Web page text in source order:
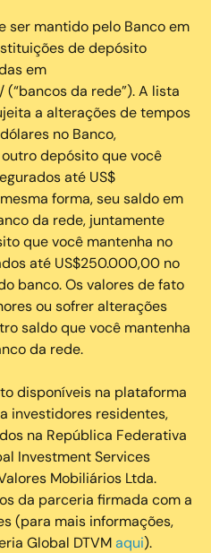
ser mantido pelo Banco em
de depósito
em
da rede”). A lista
a alterações de tempos
no Banco,
depósito que você
até US$
forma, seu saldo em
da rede, juntamente
que você mantenha no
até US$250.000,00 no
banco. Os valores de fato
ou sofrer alterações
saldo que você mantenha
da rede.
disponíveis na plataforma
investidores residentes,
na República Federativa
Investment Services
Mobiliários Ltda.
da parceria firmada com a
(para mais informações,
Global DTVMaqui).